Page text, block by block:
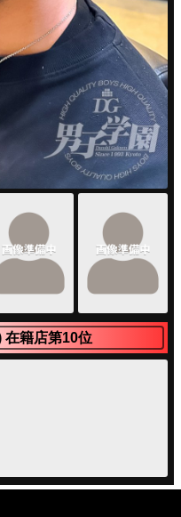
在籍店第10位